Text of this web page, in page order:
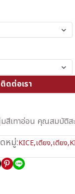
ติดต่อเรา
สีเทาอ่อน คุณสมบัติส
หมู่:KICE,เตียง,เตียง,